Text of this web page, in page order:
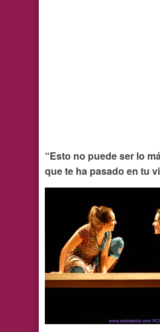
“Esto no puede ser lo
que te ha pasado en tu